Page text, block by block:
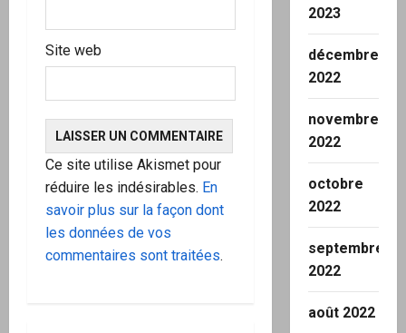
Site web
Ce site utilise Akismet pour
réduire les indésirables. En
savoir plus sur la façon dont
les données de vos
commentaires sont traitées.
2023
décembre
2022
novembre
2022
octobre
2022
septembre
2022
août 2022